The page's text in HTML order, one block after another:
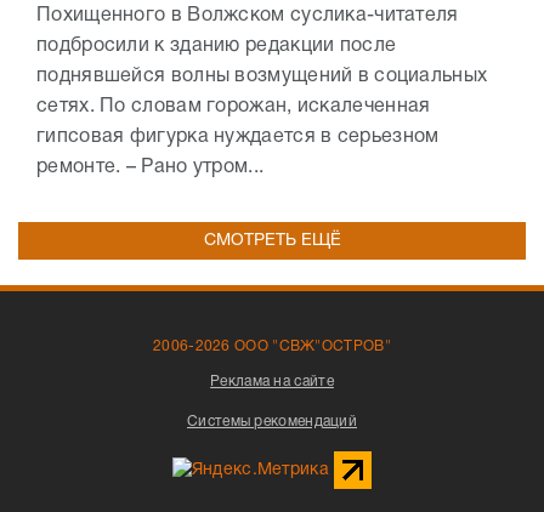
Похищенного в Волжском суслика-читателя
подбросили к зданию редакции после
поднявшейся волны возмущений в социальных
сетях. По словам горожан, искалеченная
гипсовая фигурка нуждается в серьезном
ремонте. – Рано утром...
СМОТРЕТЬ ЕЩЁ
2006-2026 ООО "СВЖ"ОСТРОВ"
Реклама на сайте
Системы рекомендаций